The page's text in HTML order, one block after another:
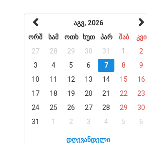
აგვ, 2026
ორშ
სამ ოთხ ხუთ პარ შაბ
კვი
27
28 29 30 31 1
2
3
4 5 6 7 8
9
10
11 12 13 14 15
16
17
18 19 20 21 22
23
24
25 26 27 28 29
30
31
1 2 3 4 5 6
დღევანდელი